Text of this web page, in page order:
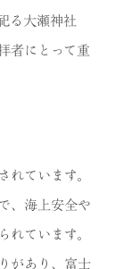
る大瀬神社
者にとって重
れています。
、海上安全や
れています。
があり、富士